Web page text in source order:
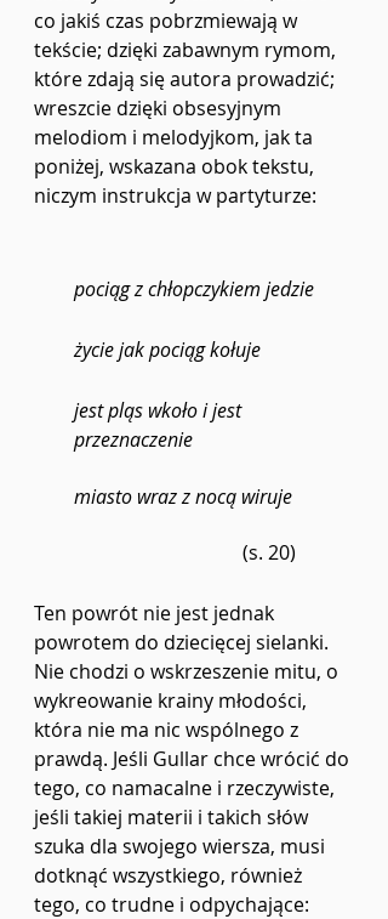
co jakiś czas pobrzmiewają w
tekście; dzięki zabawnym rymom,
które zdają się autora prowadzić;
wreszcie dzięki obsesyjnym
melodiom i melodyjkom, jak ta
poniżej, wskazana obok tekstu,
niczym instrukcja w partyturze:
pociąg z chłopczykiem jedzie
życie jak pociąg kołuje
jest pląs wkoło i jest
przeznaczenie
miasto wraz z nocą wiruje
(s. 20)
Ten powrót nie jest jednak
powrotem do dziecięcej sielanki.
Nie chodzi o wskrzeszenie mitu, o
wykreowanie krainy młodości,
która nie ma nic wspólnego z
prawdą. Jeśli Gullar chce wrócić do
tego, co namacalne i rzeczywiste,
jeśli takiej materii i takich słów
szuka dla swojego wiersza, musi
dotknąć wszystkiego, również
tego, co trudne i odpychające: